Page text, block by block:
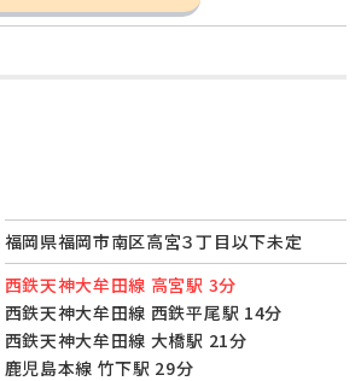
福岡県福岡市南区高宮３丁目以下未定
西鉄天神大牟田線 高宮駅 3分
西鉄天神大牟田線 西鉄平尾駅 14分
西鉄天神大牟田線 大橋駅 21分
鹿児島本線 竹下駅 29分